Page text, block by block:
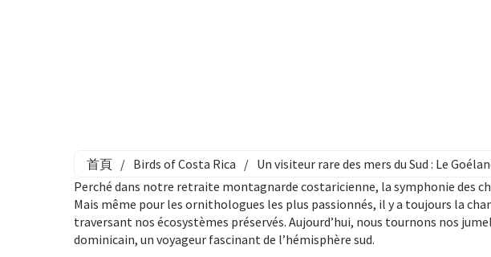
首頁 / Birds of Costa Rica / Un visiteur rare des mers du Sud : Le
Perché dans notre retraite montagnarde costaricienne, la symphonie des
Mais même pour les ornithologues les plus passionnés, il y a toujours la
traversant nos écosystèmes préservés. Aujourd’hui, nous tournons nos
dominicain, un voyageur fascinant de l’hémisphère sud.